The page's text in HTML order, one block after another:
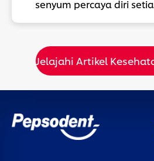
senyum percaya diri
Jelajahi Artikel